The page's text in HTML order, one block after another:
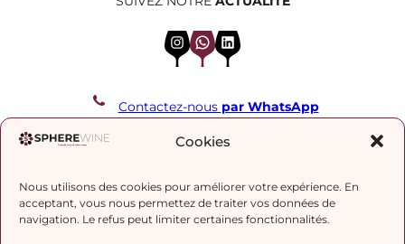
Cookies
Nous utilisons des cookies pour améliorer votre expérience. En
acceptant, vous nous permettez de traiter vos données de
navigation. Le refus peut limiter certaines fonctionnalités.
InstagramWhatsApp LinkedIn
Contactez-nous par WhatsApp
REJOIGNEZ NOTRE LISTE DE DIFFUSION
J’accepte la politique de confidentialité.